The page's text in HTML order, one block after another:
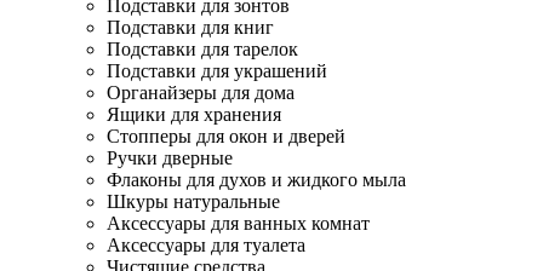
Подставки для зонтов
Подставки для книг
Подставки для тарелок
Подставки для украшений
Органайзеры для дома
Ящики для хранения
Стопперы для окон и дверей
Ручки дверные
Флаконы для духов и жидкого мыла
Шкуры натуральные
Аксессуары для ванных комнат
Аксессуары для туалета
Чистящие средства